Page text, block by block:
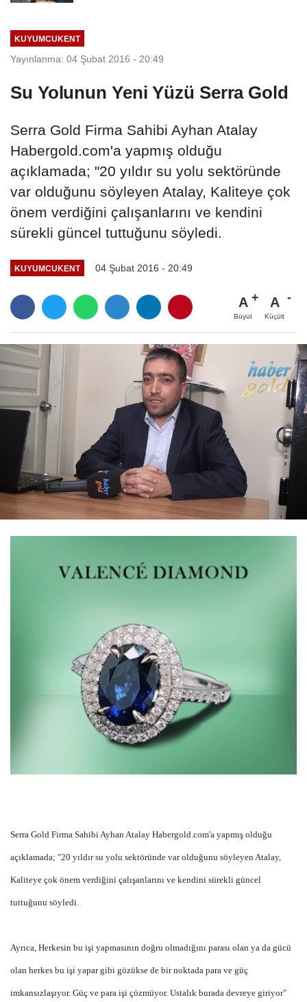
KUYUMCUKENT
Yayınlanma: 04 Şubat 2016 - 20:49
Su Yolunun Yeni Yüzü Serra Gold
Serra Gold Firma Sahibi Ayhan Atalay
Habergold.com'a yapmış olduğu
açıklamada; "20 yıldır su yolu sektöründe
var olduğunu söyleyen Atalay, Kaliteye çok
önem verdiğini çalışanlarını ve kendini
sürekli güncel tuttuğunu söyledi.
KUYUMCUKENT 04 Şubat 2016 - 20:49
A
Büyüt
A
Küçült
Serra Gold Firma Sahibi Ayhan Atalay Habergold.com'a yapmış olduğu
açıklamada; "20 yıldır su yolu sektöründe var olduğunu söyleyen Atalay,
Kaliteye çok önem verdiğini çalışanlarını ve kendini sürekli güncel
tuttuğunu söyledi.
Ayrıca, Herkesin bu işi yapmasının doğru olmadığını parası olan ya da gücü
olan herkes bu işi yapar gibi gözükse de bir noktada para ve güç
imkansızlaşıyor. Güç ve para işi çözmüyor. Ustalık burada devreye giriyor"